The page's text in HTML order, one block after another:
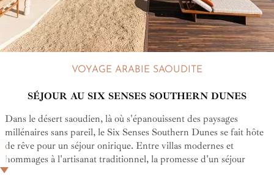
VOYAGE ARABIE SAOUDITE
SÉJOUR AU SIX SENSES SOUTHERN DUNES
Dans le désert saoudien, là où s'épanouissent des paysages
millénaires sans pareil, le Six Senses Southern Dunes se fait hôte
de rêve pour un séjour onirique. Entre villas modernes et
hommages à l'artisanat traditionnel, la promesse d'un séjour
relaxant dans un décor digne des contes des Mille et Une Nuits.